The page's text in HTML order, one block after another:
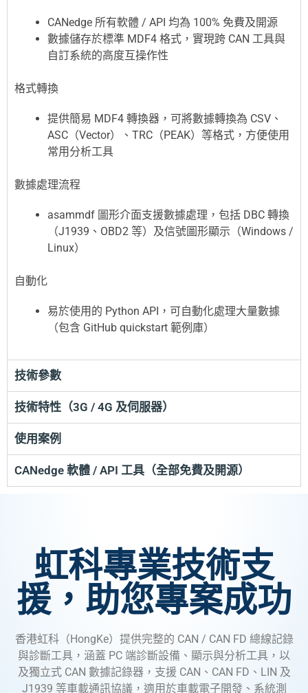
CANedge 所有軟體 / API 均為 100% 免費及開源
數據儲存於標準 MDF4 格式，實現跨 CAN 工具與
自訂系統的高度互操作性
格式轉換
提供簡易 MDF4 轉換器，可將數據轉換為 CSV、
ASC（Vector）、TRC（PEAK）等格式，方便使用
常用分析工具
數據處理流程
asammdf 圖形介面支援數據處理，包括 DBC 轉換
（J1939、OBD2 等）及信號圖形顯示（Windows /
Linux）
自動化
易於使用的 Python API，可自動化處理大量數據
（包含 GitHub quickstart 範例庫）
技術參數
技術特性（3G / 4G 及伺服器）
使用案例
CANedge 軟體 / API 工具（全部免費及開源）
虹科專業技術支
援，助您專案成功
香港虹科（HongKe）提供完整的 CAN / CAN FD 總線記錄
與診斷工具，涵蓋 PC 端診斷設備、顯示與分析工具，以
及獨立式 CAN 數據記錄器，支援 CAN、CAN FD、LIN 及
J1939 等車載通訊協議，適用於車載電子開發、系統測